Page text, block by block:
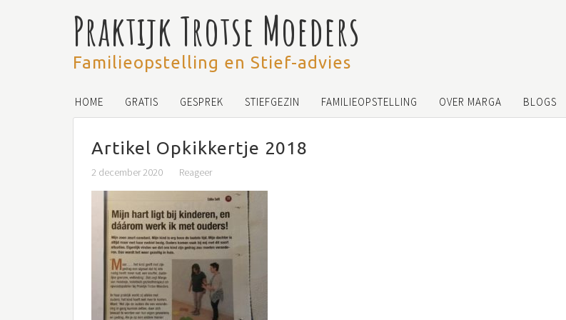
Praktijk Trotse Moeders
Familieopstelling en Stief-advies
HOME GRATIS GESPREK STIEFGEZIN FAMILIEOPSTELLING OVER MARGA BLOGS
Artikel Opkikkertje 2018
2 december 2020 Reageer